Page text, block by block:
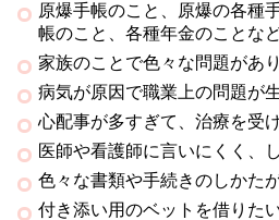
原爆手帳のこと、原爆の各種
帳のこと、各種年金のことな
家族のことで色々な問題があ
病気が原因で職業上の問題が生
心配事が多すぎて、治療を受
医師や看護師に言いにくく、
色々な書類や手続きのしかた
付き添い用のベットを借りたい